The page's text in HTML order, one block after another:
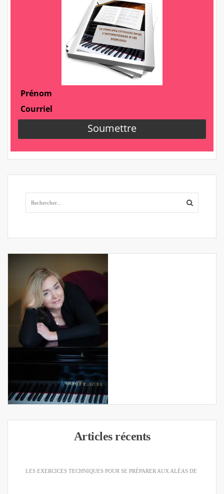
Articles récents
LES EXERCICES TECHNIQUES POUR SE PRÉPARER AUX ALÉAS DE